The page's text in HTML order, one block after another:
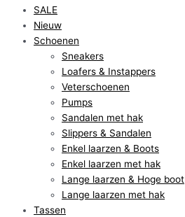
SALE
Nieuw
Schoenen
Sneakers
Loafers & Instappers
Veterschoenen
Pumps
Sandalen met hak
Slippers & Sandalen
Enkel laarzen & Boots
Enkel laarzen met hak
Lange laarzen & Hoge boot
Lange laarzen met hak
Tassen